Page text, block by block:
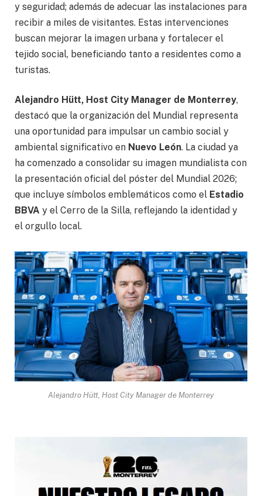
y seguridad; además de adecuar las instalaciones para
recibir a miles de visitantes. Estas intervenciones
buscan mejorar la imagen urbana y fortalecer el
tejido social, beneficiando tanto a residentes como a
turistas.
Alejandro Hütt, Host City Manager de Monterrey,
destacó que la organización del Mundial representa
una oportunidad para impulsar un cambio social y
ambiental significativo en Nuevo León. La ciudad ya
ha comenzado a consolidar su imagen mundialista con
la presentación oficial del póster del Mundial 2026;
que incluye símbolos emblemáticos como el Estadio
BBVA y el Cerro de la Silla, reflejando la identidad y
el orgullo local.
Alejandro Hütt, Host City Manager de Monterrey